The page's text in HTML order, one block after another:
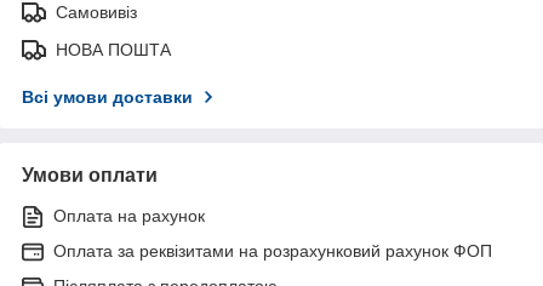
Самовивіз
НОВА ПОШТА
Всі умови доставки
Умови оплати
Оплата на рахунок
Оплата за реквізитами на розрахунковий рахунок ФОП